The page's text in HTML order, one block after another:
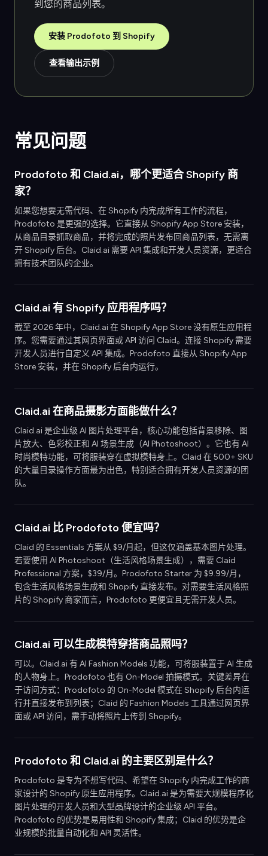
到您的商品列表。
安装 Prodofoto 到 Shopify
查看输出示例
常见问题
Prodofoto 和 Claid.ai，哪个更适合 Shopify 商
家？
如果您想要无需代码、在 Shopify 内完成所有工作的流程，
Prodofoto 是更强的选择。它直接从 Shopify App Store 安装，
从商品目录抓取商品，并将完成的照片发布回商品列表，无需离
开 Shopify 后台。Claid.ai 需要 API 集成和开发人员资源，更适合
拥有技术团队的企业。
Claid.ai 有 Shopify 应用程序吗？
截至 2026 年中，Claid.ai 在 Shopify App Store 没有原生应用程
序。您需要通过其网页界面或 API 访问 Claid。连接 Shopify 需要
开发人员进行自定义 API 集成。Prodofoto 直接从 Shopify App
Store 安装，并在 Shopify 后台内运行。
Claid.ai 在商品摄影方面能做什么？
Claid.ai 是企业级 AI 图片处理平台，核心功能包括背景移除、图
片放大、色彩校正和 AI 场景生成（AI Photoshoot）。它也有 AI
时尚模特功能，可将服装穿在虚拟模特身上。Claid 在 500+ SKU
的大量目录操作方面最为出色，特别适合拥有开发人员资源的团
队。
Claid.ai 比 Prodofoto 便宜吗？
Claid 的 Essentials 方案从 $9/月起，但这仅涵盖基本图片处理。
若要使用 AI Photoshoot（生活风格场景生成），需要 Claid
Professional 方案，$39/月。Prodofoto Starter 为 $9.99/月，
包含生活风格场景生成和 Shopify 直接发布。对需要生活风格照
片的 Shopify 商家而言，Prodofoto 更便宜且无需开发人员。
Claid.ai 可以生成模特穿搭商品照吗？
可以。Claid.ai 有 AI Fashion Models 功能，可将服装置于 AI 生成
的人物身上。Prodofoto 也有 On-Model 拍摄模式。关键差异在
于访问方式：Prodofoto 的 On-Model 模式在 Shopify 后台内运
行并直接发布到列表；Claid 的 Fashion Models 工具通过网页界
面或 API 访问，需手动将照片上传到 Shopify。
Prodofoto 和 Claid.ai 的主要区别是什么？
Prodofoto 是专为不想写代码、希望在 Shopify 内完成工作的商
家设计的 Shopify 原生应用程序。Claid.ai 是为需要大规模程序化
图片处理的开发人员和大型品牌设计的企业级 API 平台。
Prodofoto 的优势是易用性和 Shopify 集成；Claid 的优势是企
业规模的批量自动化和 API 灵活性。